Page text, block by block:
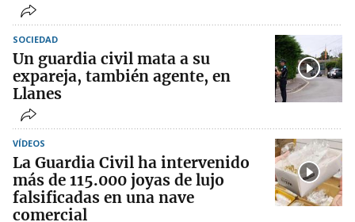
SOCIEDAD
Un guardia civil mata a su
expareja, también agente, en
Llanes
VÍDEOS
La Guardia Civil ha intervenido
más de 115.000 joyas de lujo
falsificadas en una nave
comercial